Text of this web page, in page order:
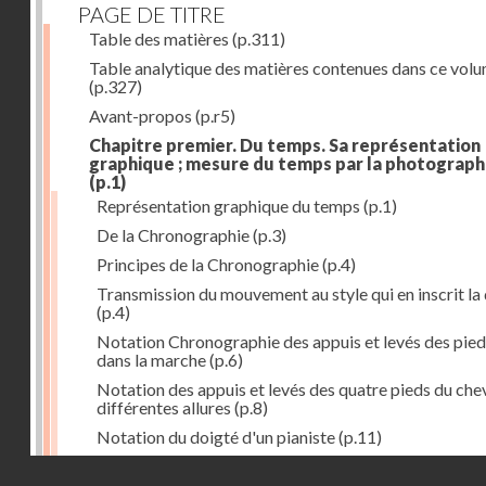
PAGE DE TITRE
Table des matières (p.311)
Table analytique des matières contenues dans ce
(p.327)
Avant-propos (p.r5)
Chapitre premier. Du temps. Sa représentation
graphique ; mesure du temps par la
(p.1)
Représentation graphique du temps (p.1)
De la Chronographie(p.3)
Principes de la Chronographie(p.4)
Transmission du mouvement au style qui en inscrit la
(p.4)
Notation Chronographie des appuis et levés des
dans la marche(p.6)
Notation des appuis et levés des quatre pieds du
différentes allures (p.8)
Notation du doigté d'un pianiste(p.11)